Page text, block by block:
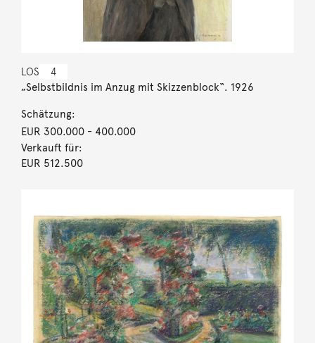
LOS 4
„Selbstbildnis im Anzug mit Skizzenblock“. 1926
Schätzung:
EUR 300.000- 400.000
Verkauft für:
EUR 512.500